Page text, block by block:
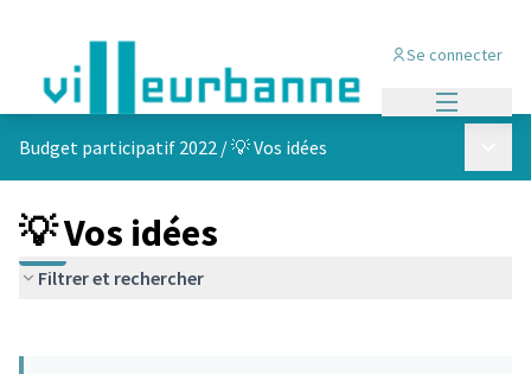
Se connecter
Budget participatif 2022 /💡 Vos idées
💡 Vos idées
Filtrer et rechercher